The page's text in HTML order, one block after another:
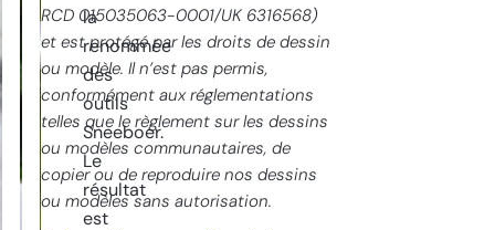
RCD 015035063-0001/UK 6316568)
et est protégé par les droits de dessin
ou modèle. Il n’est pas permis,
conformément aux réglementations
telles que le règlement sur les dessins
ou modèles communautaires, de
copier ou de reproduire nos dessins
ou modèles sans autorisation.
la
renommée
des
outils
Sneeboer.
Le
résultat
est